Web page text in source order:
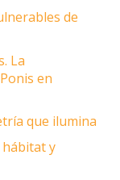
de
La
en
que ilumina
hábitat y